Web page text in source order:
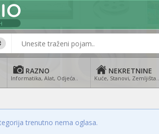
RAZNO
Informatika, Alat, Odjeća..
NEKRETNINE
Kuće, Stanovi, Zemljišta..
trenutno nema oglasa.